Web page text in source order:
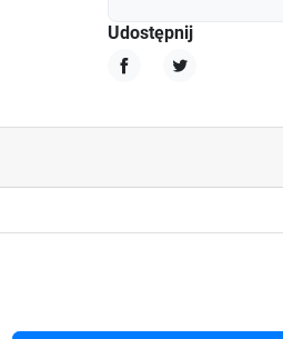
Udostępnij